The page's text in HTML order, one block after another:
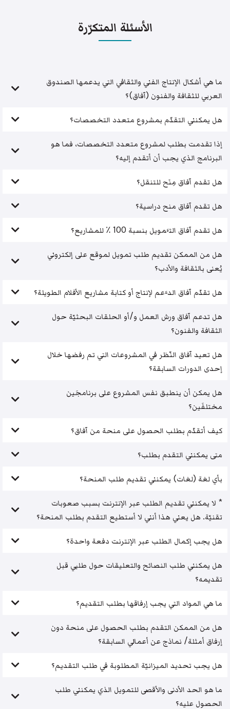
الأسئلة المتكرّرة
ما هي أشكال الإنتاج الفني والثقافي التي يدعمها الصندوق
العربي للثقافة والفنون (آفاق)؟
هل يمكنني التقدّم بمشروع متعدد التخصصات؟
إذا تقدمت بطلب لمشروع متعدد التخصصات، فما هو
البرنامج الذي يجب أن أتقدم إليه؟
هل تقدم آفاق مِنَح للتنقل؟
هل تقدم آفاق منح دراسية؟
هل تقدم آفاق التَّمويل بنسبة 100 ٪ للمشاريع؟
هل من الممكن تقديم طلب تمويل لموقع على إلكتروني
يُعنى بالثقافة والأدب؟
هل تقدّم آفاق الدَّعم لإنتاج أو كتابة مشاريع الأفلام الطويلة؟
هل تدعم آفاق ورش العمل و/أو الحلقات البحثيّة حول
الثقافة والفنون؟
هل تعيد آفاق النّظر في المشروعات التي تم رفضها خلال
إحدى الدورات السابقة؟
هل يمكن أن ينطبق نفس المشروع على برنامجَين
مختلفَين؟
كيف أتقدّم بطلب الحصول على منحة من آفاق؟
متى يمكنني التقدم بطلب؟
بأي لغة (لغات) يمكنني تقديم طلب المنحة؟
* لا يمكنني تقديم الطلب عبر الإنترنت بسبب صعوبات
تقنيّة. هل يعني هذا أنني لا أستطيع التقدم بطلب المنحة؟
هل يجب إكمال الطلب عبر الإنترنت دفعة واحدة؟
هل يمكنني طلب النصائح والتعليقات حول طلبي قبل
تقديمه؟
ما هي المواد التي يجب إرفاقها بطلب التقديم؟
هل من الممكن التقدم بطلب الحصول على منحة دون
إرفاق أمثلة/ نماذج عن أعمالي السابقة؟
هل يجب تحديد الميزانيّة المطلوبة في طلب التقديم؟
ما هو الحد الأدنى والأقصى للتمويل الذي يمكنني طلب
الحصول عليه؟